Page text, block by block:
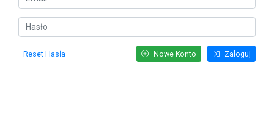
Zaloguj
Nowe Konto
Reset Hasła